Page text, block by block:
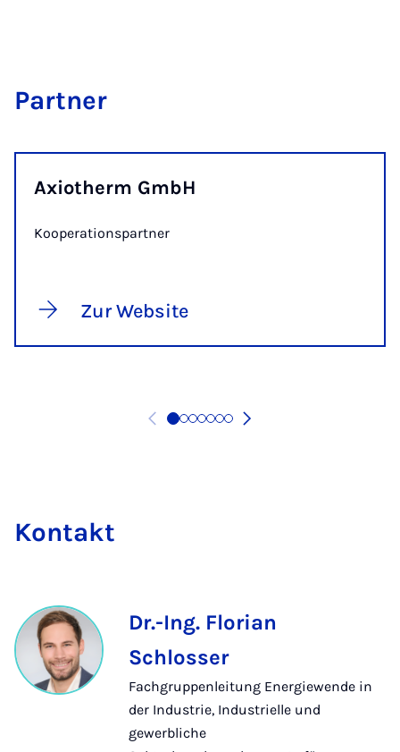
Part­ner
Axiotherm GmbH
Kooperationspartner
Zur Website
Kon­takt
Dr.-Ing. Florian
Schlosser
Fachgruppenleitung Energiewende in
der Industrie, Industrielle und
gewerbliche